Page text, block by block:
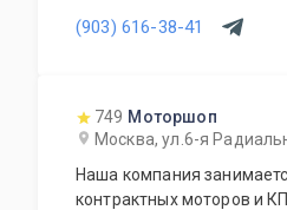
(903) 616-38-41
749 Моторшоп
Москва, ул.6-я
Наша компания
контрактных моторов и